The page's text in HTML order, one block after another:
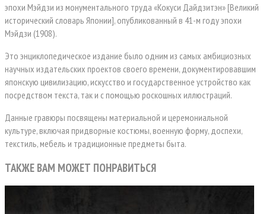
эпохи Мэйдзи из монументального труда «Кокуси Дайдзитэн» [Великий
исторический словарь Японии], опубликованный в 41-м году эпохи
Мэйдзи (1908).
Это энциклопедическое издание было одним из самых амбициозных
научных издательских проектов своего времени, документировавшим
японскую цивилизацию, искусство и государственное устройство как
посредством текста, так и с помощью роскошных иллюстраций.
Данные гравюры посвящены материальной и церемониальной
культуре, включая придворные костюмы, военную форму, доспехи,
текстиль, мебель и традиционные предметы быта.
ТАКЖЕ ВАМ МОЖЕТ ПОНРАВИТЬСЯ